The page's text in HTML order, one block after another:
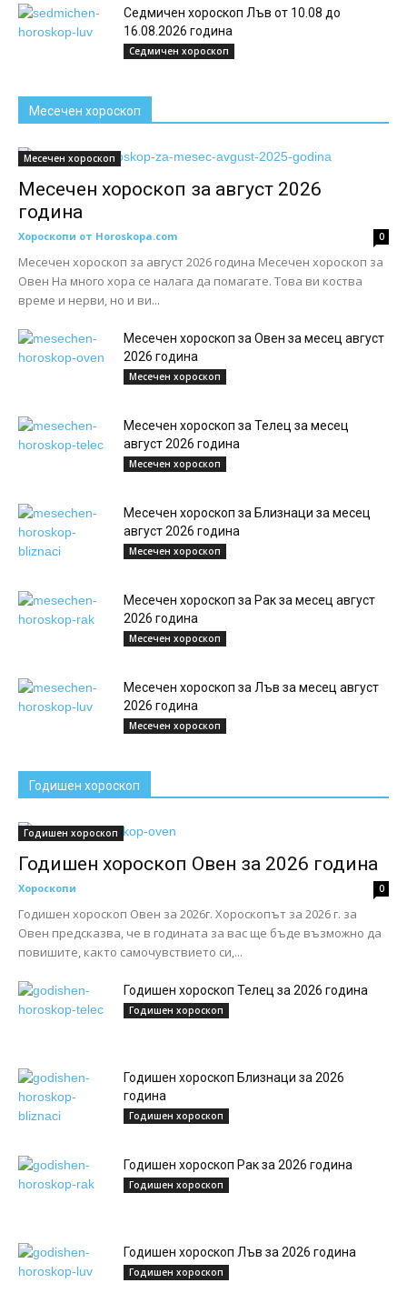
Седмичен хороскоп Лъв от 10.08 до
16.08.2026 година
Седмичен хороскоп
Месечен хороскоп
Месечен хороскоп
Месечен хороскоп за август 2026
година
Хороскопи от Horoskopa.com 0
Месечен хороскоп за август 2026 година Месечен хороскоп за
Овен На много хора се налага да помагате. Това ви коства
време и нерви, но и ви...
Месечен хороскоп за Овен за месец август
2026 година
Месечен хороскоп
Месечен хороскоп за Телец за месец
август 2026 година
Месечен хороскоп
Месечен хороскоп за Близнаци за месец
август 2026 година
Месечен хороскоп
Месечен хороскоп за Рак за месец август
2026 година
Месечен хороскоп
Месечен хороскоп за Лъв за месец август
2026 година
Месечен хороскоп
Годишен хороскоп
Годишен хороскоп
Годишен хороскоп Овен за 2026 година
Хороскопи 0
Годишен хороскоп Овен за 2026г. Хороскопът за 2026 г. за
Овен предсказва, че в годината за вас ще бъде възможно да
повишите, както самочувствието си,...
Годишен хороскоп Телец за 2026 година
Годишен хороскоп
Годишен хороскоп Близнаци за 2026
година
Годишен хороскоп
Годишен хороскоп Рак за 2026 година
Годишен хороскоп
Годишен хороскоп Лъв за 2026 година
Годишен хороскоп